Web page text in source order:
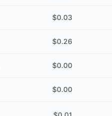
$0.03
$0.26
$0.00
$0.00